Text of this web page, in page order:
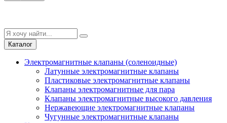
Каталог
Электромагнитные клапаны (соленоидные)
Латунные электромагнитные клапаны
Пластиковые электромагнитные клапаны
Клапаны электромагнитные для пара
Клапаны электромагнитные высокого давления
Нержавеющие электромагнитные клапаны
Чугунные электромагнитные клапаны